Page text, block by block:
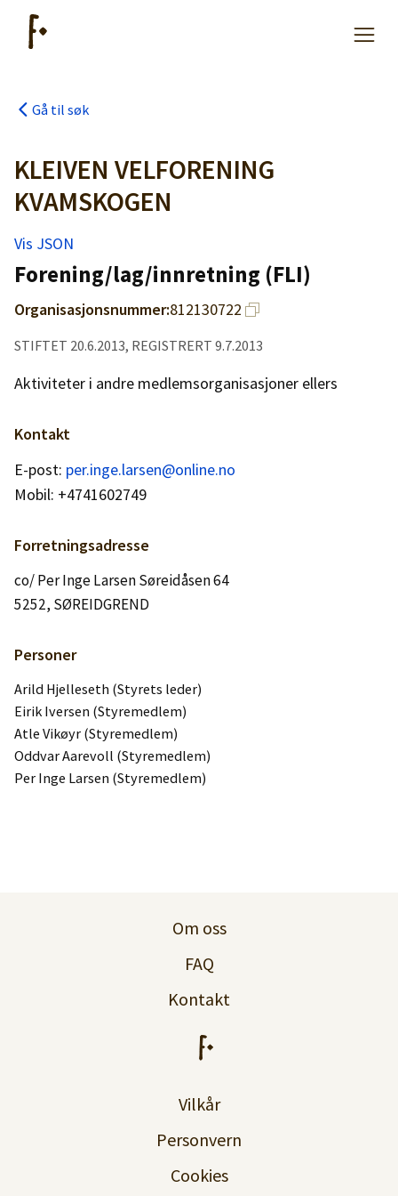
Hjelp
Kjøpe lister
Priser
Lag konto
Gå til søk
KLEIVEN VELFORENING
KVAMSKOGEN
Vis JSON
Forening/lag/innretning (FLI)
Organisasjonsnummer:812130722
STIFTET 20.6.2013, REGISTRERT 9.7.2013
Aktiviteter i andre medlemsorganisasjoner ellers
Kontakt
E-post: per.inge.larsen@online.no
Mobil: +4741602749
Forretningsadresse
co/ Per Inge Larsen Søreidåsen 64
5252, SØREIDGREND
Personer
Arild Hjelleseth (Styrets leder)
Eirik Iversen (Styremedlem)
Atle Vikøyr (Styremedlem)
Oddvar Aarevoll (Styremedlem)
Per Inge Larsen (Styremedlem)
Om oss
FAQ
Kontakt
Vilkår
Personvern
Cookies